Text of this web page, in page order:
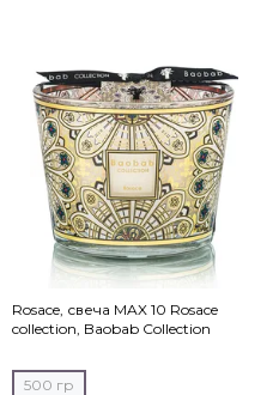
Rosace, свеча MAX 10 Rosace
collection, Baobab Collection
500 гр